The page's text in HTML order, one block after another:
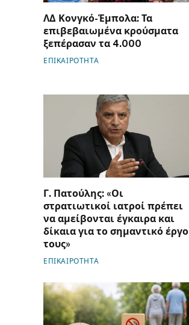
ΛΔ Κονγκό-Έμπολα: Τα
επιβεβαιωμένα κρούσματα
ξεπέρασαν τα 4.000
ΕΠΙΚΑΙΡΟΤΗΤΑ
Γ. Πατούλης: «Οι
στρατιωτικοί ιατροί πρέπει
να αμείβονται έγκαιρα και
δίκαια για το σημαντικό έργο
τους»
ΕΠΙΚΑΙΡΟΤΗΤΑ